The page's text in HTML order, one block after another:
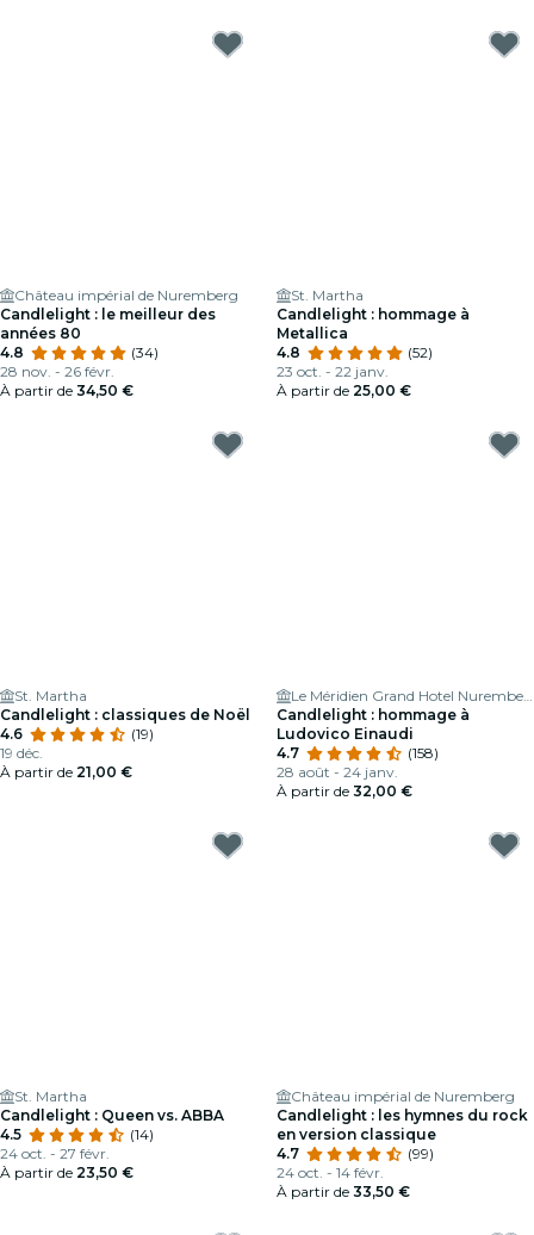
Château impérial de Nuremberg
Candlelight : le meilleur des
années 80
4.8
(34)
28 nov. - 26 févr.
À partir de 34,50 €
St. Martha
Candlelight : hommage à
Metallica
4.8
(52)
23 oct. - 22 janv.
À partir de 25,00 €
St. Martha
Candlelight : classiques de Noël
4.6
(19)
19 déc.
À partir de 21,00 €
Le Méridien Grand Hotel Nuremberg
Candlelight : hommage à
Ludovico Einaudi
4.7
(158)
28 août - 24 janv.
À partir de 32,00 €
St. Martha
Candlelight : Queen vs. ABBA
4.5
(14)
24 oct. - 27 févr.
À partir de 23,50 €
Château impérial de Nuremberg
Candlelight : les hymnes du rock
en version classique
4.7
(99)
24 oct. - 14 févr.
À partir de 33,50 €